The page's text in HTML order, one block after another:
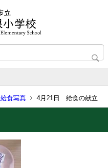
給食写真 4月21日 給食の献立